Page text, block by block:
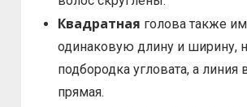
Квадратная голова также
одинаковую длину и ширину,
подбородка угловата, а линия
прямая.